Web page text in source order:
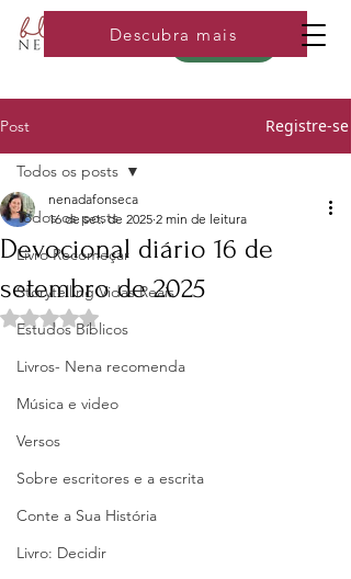
Loja
Descubra mais
Post Registre-se
Todos os posts
Livro Recomeçar
Storytelling Vidas Reais
Estudos Bíblicos
Livros- Nena recomenda
Música e video
Versos
Sobre escritores e a escrita
Conte a Sua História
Livro: Decidir
Todos os posts
Devocional diário 16 de
setembro de 2025
nenadafonseca
16 de set. de 2025 2 min de leitura
Avaliado com NaN de 5 estrelas.